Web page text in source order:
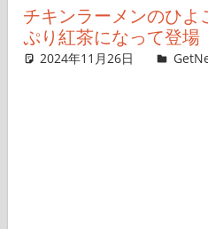
チキンラーメンのひよ
ぷり紅茶になって登場
2024年11月26日